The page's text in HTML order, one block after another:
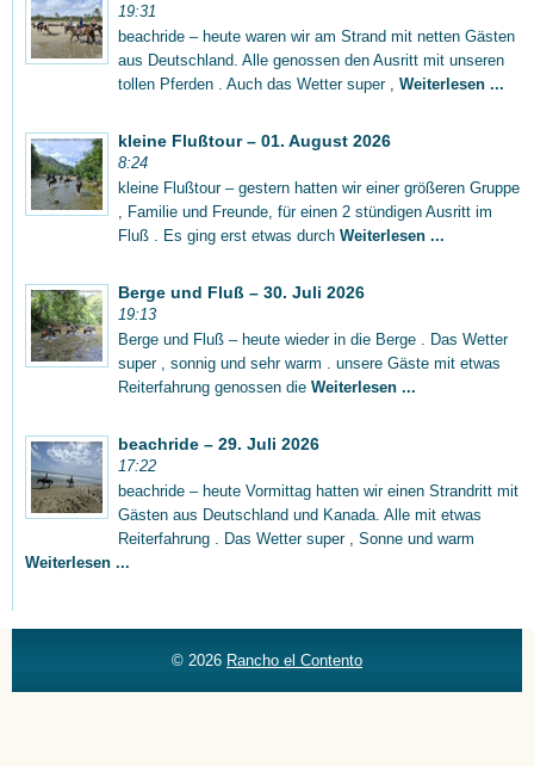
19:31
beachride – heute waren wir am Strand mit netten Gästen
aus Deutschland. Alle genossen den Ausritt mit unseren
tollen Pferden . Auch das Wetter super , Weiterlesen ...
kleine Flußtour – 01. August 2026
8:24
kleine Flußtour – gestern hatten wir einer größeren Gruppe
, Familie und Freunde, für einen 2 stündigen Ausritt im
Fluß . Es ging erst etwas durch Weiterlesen ...
Berge und Fluß – 30. Juli 2026
19:13
Berge und Fluß – heute wieder in die Berge . Das Wetter
super , sonnig und sehr warm . unsere Gäste mit etwas
Reiterfahrung genossen die Weiterlesen ...
beachride – 29. Juli 2026
17:22
beachride – heute Vormittag hatten wir einen Strandritt mit
Gästen aus Deutschland und Kanada. Alle mit etwas
Reiterfahrung . Das Wetter super , Sonne und warm
Weiterlesen ...
© 2026 Rancho el Contento